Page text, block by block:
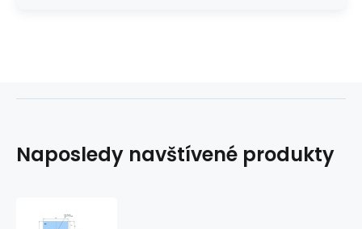
Naposledy navštívené produkty